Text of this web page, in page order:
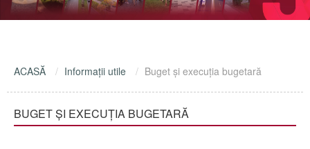
ACASĂ Informaţii utile Buget şi execuţia bugetară
BUGET ŞI EXECUŢIA BUGETARĂ